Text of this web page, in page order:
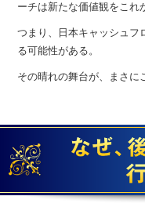
ーチは新たな価値観をこれ
つまり、日本キャッシュフ
る可能性がある。
その晴れの舞台が、まさに